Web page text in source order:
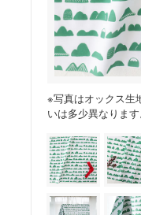
※写真はオックス生
いは多少異なりま